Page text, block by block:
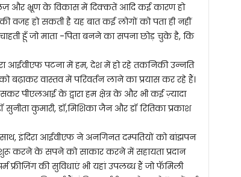
और भ्रूण के विकास में दिक्कतें आदि कई कारण हो
वजह हो सकती है यह बात कई लोगों को पता ही नहीं
हूँ जो माता -पिता बनने का सपना छोड़ चुके है, कि
आईवीएफ पटना में हम, देश में हो रहे तकनिकी उन्नति
वास्तव में परिवर्तन लाने का प्रयास कर रहे हैं।
पीएलआई के द्वारा हम क्षेत्र के और भी कई ज़्यादा
सुनीता कुमारी, डॉ,मिशिका जैन और डॉ रितिका प्रकाश
इंदिरा आईवीएफ ने अनगिनत दम्पतियों को बांझपन
करने के सपने को साकार करने में सहायता प्रदान
फ्रीज़िंग की सुविधाएं भी यहां उपलब्ध हैं जो फॅमिली